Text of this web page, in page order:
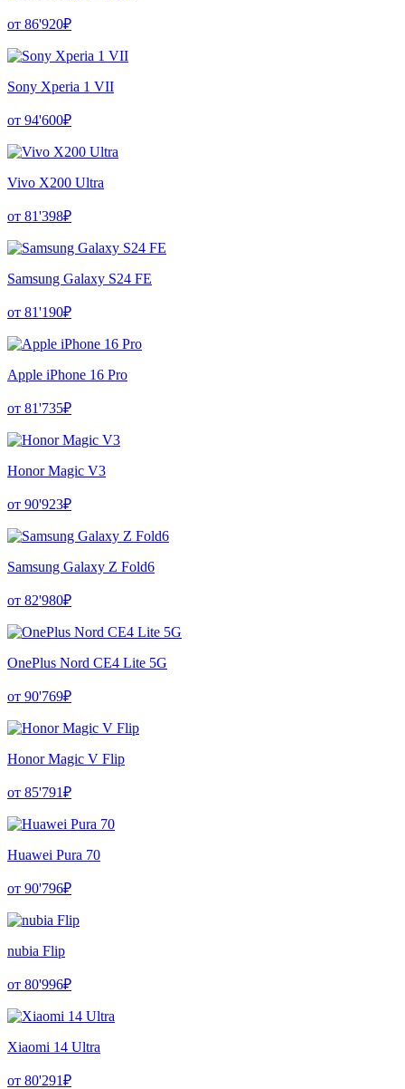
от 86'920₽
Sony Xperia 1 VII
от 94'600₽
Vivo X200 Ultra
от 81'398₽
Samsung Galaxy S24 FE
от 81'190₽
Apple iPhone 16 Pro
от 81'735₽
Honor Magic V3
от 90'923₽
Samsung Galaxy Z Fold6
от 82'980₽
OnePlus Nord CE4 Lite 5G
от 90'769₽
Honor Magic V Flip
от 85'791₽
Huawei Pura 70
от 90'796₽
nubia Flip
от 80'996₽
Xiaomi 14 Ultra
от 80'291₽